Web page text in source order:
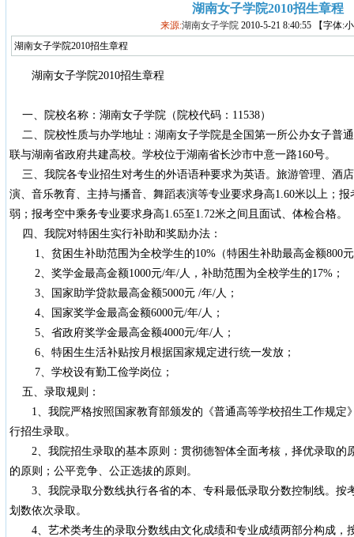
湖南女子学院2010招生章程
来源:湖南女子学院 2010-5-21 8:40:55 【字体:
湖南女子学院2010招生章程
湖南女子学院2010招生章程
一、院校名称：湖南女子学院（院校代码：11538）
二、院校性质与办学地址：湖南女子学院是全国第一所公办女子普
联与湖南省政府共建高校。学校位于湖南省长沙市中意一路160号。
三、我院各专业招生对考生的外语语种要求为英语。旅游管理、酒
演、音乐教育、主持与播音、舞蹈表演等专业要求身高1.60米以上；
弱；报考空中乘务专业要求身高1.65至1.72米之间且面试、体检合格。
四、我院对特困生实行补助和奖励办法：
1、贫困生补助范围为全校学生的10%（特困生补助最高金额800
2、奖学金最高金额1000元/年/人，补助范围为全校学生的17%；
3、国家助学贷款最高金额5000元 /年/人；
4、国家奖学金最高金额6000元/年/人；
5、省政府奖学金最高金额4000元/年/人；
6、特困生生活补贴按月根据国家规定进行统一发放；
7、学校设有勤工俭学岗位；
五、录取规则：
1、我院严格按照国家教育部颁发的《普通高等学校招生工作规定
行招生录取。
2、我院招生录取的基本原则：贯彻德智体全面考核，择优录取的
的原则；公平竞争、公正选拔的原则。
3、我院录取分数线执行各省的本、专科最低录取分数控制线。按
划数依次录取。
4、艺术类考生的录取分数线由文化成绩和专业成绩两部分构成，